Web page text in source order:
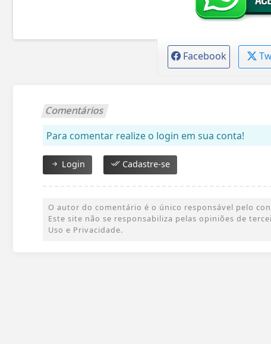
Facebook
Comentários
Para comentar realize o login em sua conta!
Login Cadastre-se
O autor do comentário é o único responsável pelo
Este site não se responsabiliza pelas opiniões de
Uso e Privacidade.